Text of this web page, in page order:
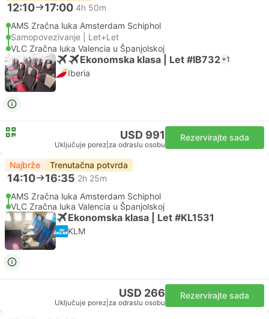
12:10 17:00 4h 50m
AMS Zračna luka Amsterdam Schiphol
Samopovezivanje | Let+Let
VLC Zračna luka Valencia u Španjolskoj
Ekonomska klasa | Let #IB732 +1
Iberia
USD 991
Uključuje porez za odraslu osobu
Rezervirajte sada
Najbrže Trenutačna potvrda
14:10 16:35 2h 25m
AMS Zračna luka Amsterdam Schiphol
VLC Zračna luka Valencia u Španjolskoj
Ekonomska klasa | Let #KL1531
KLM
USD 266
Uključuje porez za odraslu osobu
Rezervirajte sada